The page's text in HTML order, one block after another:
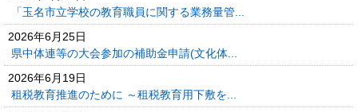
「玉名市立学校の教育職員に関する業務量管...
2026年6月25日
県中体連等の大会参加の補助金申請(文化体...
2026年6月19日
租税教育推進のために ～租税教育用下敷を...